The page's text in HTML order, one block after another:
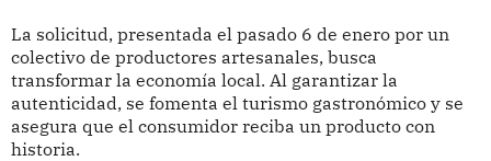
La solicitud, presentada el pasado 6 de enero por un
colectivo de productores artesanales, busca
transformar la economía local. Al garantizar la
autenticidad, se fomenta el turismo gastronómico y se
asegura que el consumidor reciba un producto con
historia.